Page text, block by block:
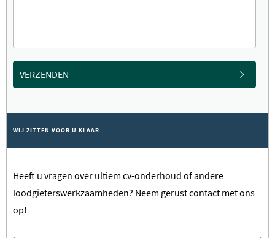
VERZENDEN
WIJ ZITTEN VOOR U KLAAR
Heeft u vragen over ultiem cv-onderhoud of andere
loodgieterswerkzaamheden? Neem gerust contact met ons
op!